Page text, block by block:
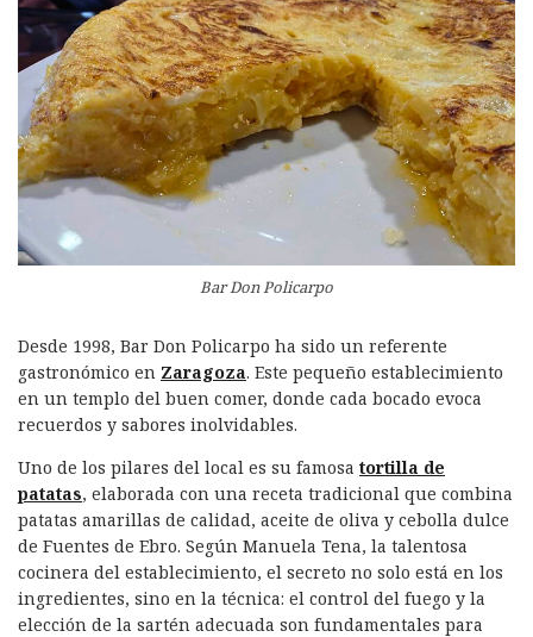
Bar Don Policarpo
Desde 1998, Bar Don Policarpo ha sido un referente
gastronómico en Zaragoza. Este pequeño establecimiento
en un templo del buen comer, donde cada bocado evoca
recuerdos y sabores inolvidables.
Uno de los pilares del local es su famosa tortilla de
patatas, elaborada con una receta tradicional que combina
patatas amarillas de calidad, aceite de oliva y cebolla dulce
de Fuentes de Ebro. Según Manuela Tena, la talentosa
cocinera del establecimiento, el secreto no solo está en los
ingredientes, sino en la técnica: el control del fuego y la
elección de la sartén adecuada son fundamentales para